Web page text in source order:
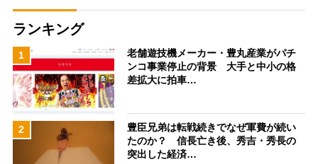
ランキング
1
老舗遊技機メーカー・豊丸産業がパチ
ンコ事業停止の背景 大手と中小の格
差拡大に拍車…
2
豊臣兄弟は転戦続きでなぜ軍費が続い
たのか？ 信長亡き後、秀吉・秀長の
突出した経済…